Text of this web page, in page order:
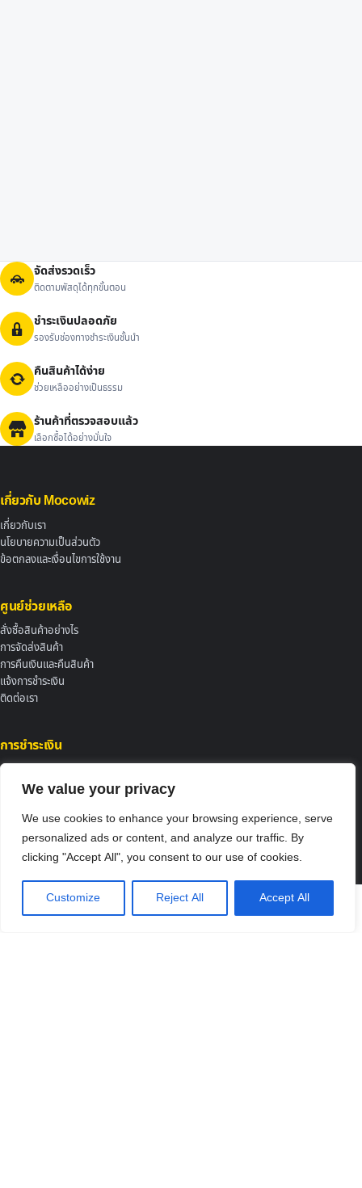
We value your privacy
We use cookies to enhance your browsing experience, serve
personalized ads or content, and analyze our traffic. By
clicking "Accept All", you consent to our use of cookies.
Customize Reject All Accept All
จัดส่งรวดเร็ว
ติดตามพัสดุได้ทุกขั้นตอน
ชำระเงินปลอดภัย
รองรับช่องทางชำระเงินชั้นนำ
คืนสินค้าได้ง่าย
ช่วยเหลืออย่างเป็นธรรม
ร้านค้าที่ตรวจสอบแล้ว
เลือกซื้อได้อย่างมั่นใจ
เกี่ยวกับ Mocowiz
เกี่ยวกับเรา
นโยบายความเป็นส่วนตัว
ข้อตกลงและเงื่อนไขการใช้งาน
ศูนย์ช่วยเหลือ
สั่งซื้อสินค้าอย่างไร
การจัดส่งสินค้า
การคืนเงินและคืนสินค้า
แจ้งการชำระเงิน
ติดต่อเรา
การชำระเงิน